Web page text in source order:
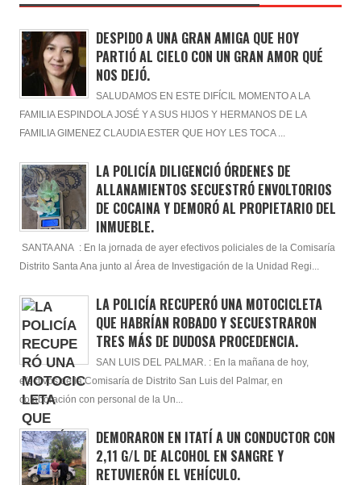
DESPIDO A UNA GRAN AMIGA QUE HOY
PARTIÓ AL CIELO CON UN GRAN AMOR QUÉ
NOS DEJÓ.
SALUDAMOS EN ESTE DIFÍCIL MOMENTO A LA
FAMILIA ESPINDOLA JOSÉ Y A SUS HIJOS Y HERMANOS DE LA
FAMILIA GIMENEZ CLAUDIA ESTER QUE HOY LES TOCA ...
LA POLICÍA DILIGENCIÓ ÓRDENES DE
ALLANAMIENTOS SECUESTRÓ ENVOLTORIOS
DE COCAINA Y DEMORÓ AL PROPIETARIO DEL
INMUEBLE.
SANTA ANA : En la jornada de ayer efectivos policiales de la Comisaría
Distrito Santa Ana junto al Área de Investigación de la Unidad Regi...
LA POLICÍA RECUPERÓ UNA MOTOCICLETA
QUE HABRÍAN ROBADO Y SECUESTRARON
TRES MÁS DE DUDOSA PROCEDENCIA.
SAN LUIS DEL PALMAR. : En la mañana de hoy,
efectivos de la Comisaría de Distrito San Luis del Palmar, en
colaboración con personal de la Un...
DEMORARON EN ITATÍ A UN CONDUCTOR CON
2,11 G/L DE ALCOHOL EN SANGRE Y
RETUVIERÓN EL VEHÍCULO.